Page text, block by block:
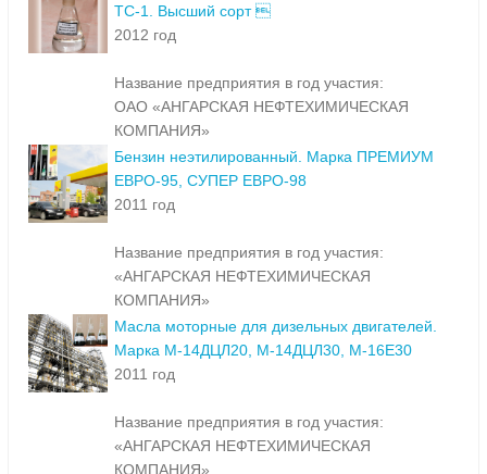
ТС-1. Высший сорт 
2012 год
Название предприятия в год участия:
ОАО «АНГАРСКАЯ НЕФТЕХИМИЧЕСКАЯ
КОМПАНИЯ»
Бензин неэтилированный. Марка ПРЕМИУМ
ЕВРО-95, СУПЕР ЕВРО-98
2011 год
Название предприятия в год участия:
«АНГАРСКАЯ НЕФТЕХИМИЧЕСКАЯ
КОМПАНИЯ»
Масла моторные для дизельных двигателей.
Марка М-14ДЦЛ20, М-14ДЦЛ30, М-16Е30
2011 год
Название предприятия в год участия:
«АНГАРСКАЯ НЕФТЕХИМИЧЕСКАЯ
КОМПАНИЯ»